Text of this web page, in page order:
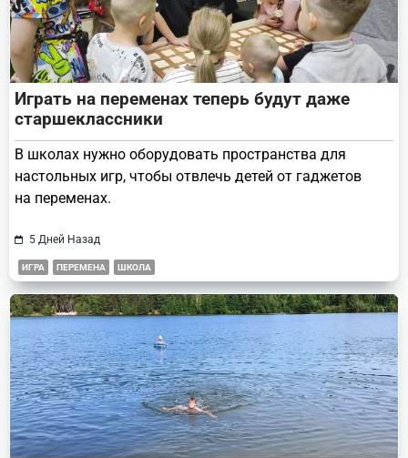
Играть на переменах теперь будут даже
старшеклассники
В школах нужно оборудовать пространства для
настольных игр, чтобы отвлечь детей от гаджетов
на переменах.
5 Дней Назад
ИГРА ПЕРЕМЕНА ШКОЛА